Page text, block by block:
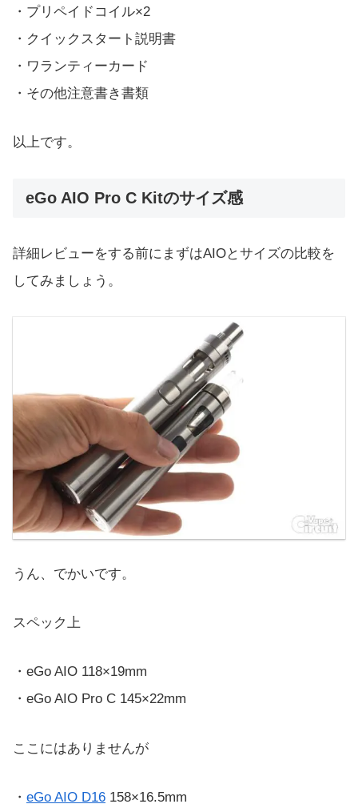
・プリペイドコイル×2
・クイックスタート説明書
・ワランティーカード
・その他注意書き書類
以上です。
eGo AIO Pro C Kitのサイズ感
詳細レビューをする前にまずはAIOとサイズの比較を
してみましょう。
うん、でかいです。
スペック上
・eGo AIO 118×19mm
・eGo AIO Pro C 145×22mm
ここにはありませんが
・ eGo AIO D16 158×16.5mm